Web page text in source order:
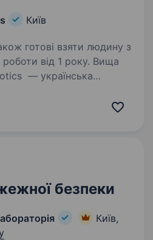
Київ
готові взяти людину з
роботи від 1 року. Вища
роботизованих
безпеки
Київ,